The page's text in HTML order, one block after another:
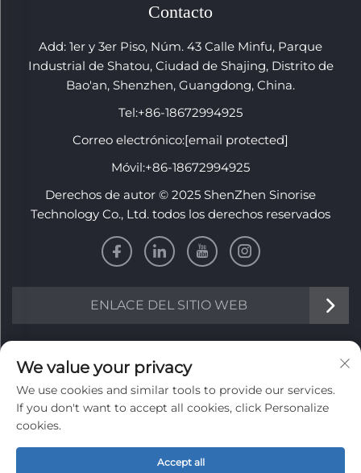
Contacto
Add: 1er y 3er Piso, Núm. 43 Calle Minfu, Parque
Industrial de Shatou, Ciudad de Shajing, Distrito de
Bao'an, Shenzhen, Guangdong, China.
Tel:+86-18672994925
Correo electrónico:[email protected]
Móvil:+86-18672994925
Derechos de autor © 2025 ShenZhen Sinorise
Technology Co., Ltd. todos los derechos reservados
ENLACE DEL SITIO WEB
INFORMACIÓN
Regístrate para recibir nuestro boletín semanal
We value your privacy
We use cookies and similar tools to provide our services.
If you don't want to accept all cookies, click Personalize
cookies.
Accept all